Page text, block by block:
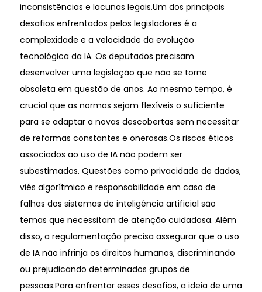
inconsistências e lacunas legais.Um dos principais
desafios enfrentados pelos legisladores é a
complexidade e a velocidade da evolução
tecnológica da IA. Os deputados precisam
desenvolver uma legislação que não se torne
obsoleta em questão de anos. Ao mesmo tempo, é
crucial que as normas sejam flexíveis o suficiente
para se adaptar a novas descobertas sem necessitar
de reformas constantes e onerosas.Os riscos éticos
associados ao uso de IA não podem ser
subestimados. Questões como privacidade de dados,
viés algorítmico e responsabilidade em caso de
falhas dos sistemas de inteligência artificial são
temas que necessitam de atenção cuidadosa. Além
disso, a regulamentação precisa assegurar que o uso
de IA não infrinja os direitos humanos, discriminando
ou prejudicando determinados grupos de
pessoas.Para enfrentar esses desafios, a ideia de uma